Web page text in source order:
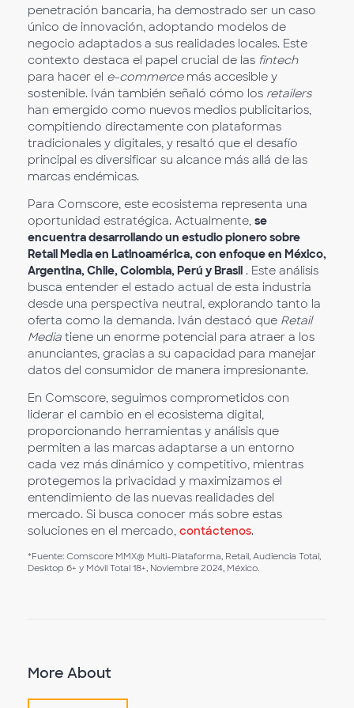
penetración bancaria, ha demostrado ser un caso
único de innovación, adoptando modelos de
negocio adaptados a sus realidades locales. Este
contexto destaca el papel crucial de las fintech
para hacer el e-commercemás accesible y
sostenible. Iván también señaló cómo los retailers
han emergido como nuevos medios publicitarios,
compitiendo directamente con plataformas
tradicionales y digitales, y resaltó que el desafío
principal es diversificar su alcance más allá de las
marcas endémicas.
Para Comscore, este ecosistema representa una
oportunidad estratégica. Actualmente, se
encuentra desarrollando un estudio pionero sobre
Retail Media en Latinoamérica, con enfoque en México,
Argentina, Chile, Colombia, Perú y Brasil . Este análisis
busca entender el estado actual de esta industria
desde una perspectiva neutral, explorando tanto la
oferta como la demanda. Iván destacó que Retail
Media tiene un enorme potencial para atraer a los
anunciantes, gracias a su capacidad para manejar
datos del consumidor de manera impresionante.
En Comscore, seguimos comprometidos con
liderar el cambio en el ecosistema digital,
proporcionando herramientas y análisis que
permiten a las marcas adaptarse a un entorno
cada vez más dinámico y competitivo, mientras
protegemos la privacidad y maximizamos el
entendimiento de las nuevas realidades del
mercado. Si busca conocer más sobre estas
soluciones en el mercado, contáctenos.
*Fuente: Comscore MMX® Multi-Plataforma, Retail, Audiencia Total,
Desktop 6+ y Móvil Total 18+, Noviembre 2024, México.
More About